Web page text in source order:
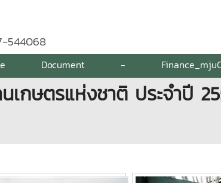
544068
Document -
เกษตรแห่งชาติ ประจำปี